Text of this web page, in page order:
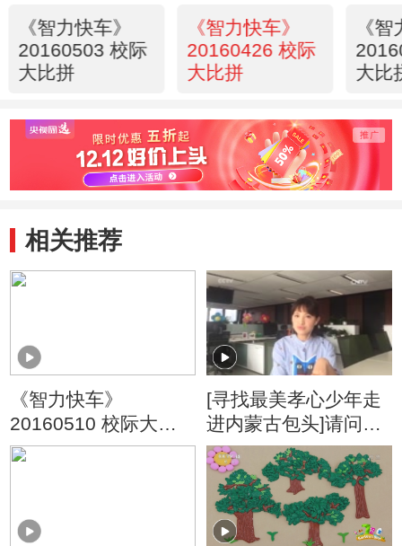
《智力快车》
20160503 校际
大比拼
《智力快车》
20160426 校际
大比拼
《
大比
相关推荐
《智力快车》
20160510 校际大比
拼
[寻找最美孝心少年走
进内蒙古包头]请问陈
怡姐姐：你喜欢唱歌
吗？